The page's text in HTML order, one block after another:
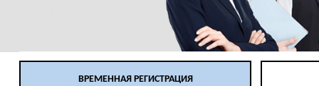
ВРЕМЕННАЯ РЕГИСТРАЦИЯ